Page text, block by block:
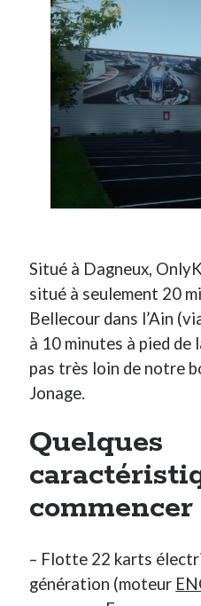
On parle de quoi ?
A Lyon
Bon plan du dimanche
Coup de coeur
Daddy
Lyon
Mini-monsieur
Non classé
Parole de Follower
Patchwork
Photos
Proust
Sons
Sorties cuculturelles
Vidéos
Situé à Dagneux,
situé à seulement 20
Bellecour dans l’Ain
à 10 minutes à pied de
pas très loin de notre
Jonage.
Quelques
commencer
– Flotte 22 karts
génération (moteur